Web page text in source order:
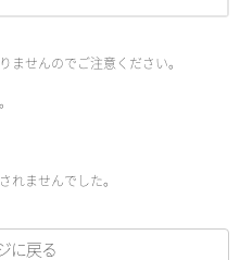
ませんのでご注意ください。
れませんでした。
に戻る